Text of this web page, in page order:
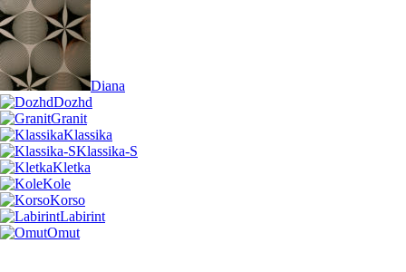
Diana
Dozhd
Granit
Klassika
Klassika-S
Kletka
Kole
Korso
Labirint
Omut